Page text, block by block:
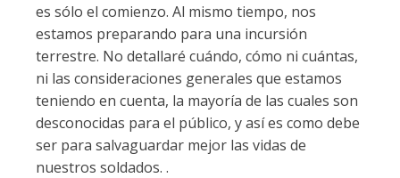
es sólo el comienzo. Al mismo tiempo, nos
estamos preparando para una incursión
terrestre. No detallaré cuándo, cómo ni cuántas,
ni las consideraciones generales que estamos
teniendo en cuenta, la mayoría de las cuales son
desconocidas para el público, y así es como debe
ser para salvaguardar mejor las vidas de
nuestros soldados. .